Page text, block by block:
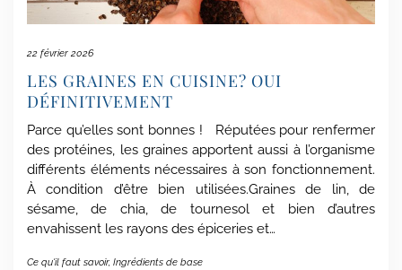
22 février 2026
LES GRAINES EN CUISINE? OUI
DÉFINITIVEMENT
Parce qu’elles sont bonnes ! Réputées pour renfermer
des protéines, les graines apportent aussi à l’organisme
différents éléments nécessaires à son fonctionnement.
À condition d’être bien utilisées.Graines de lin, de
sésame, de chia, de tournesol et bien d’autres
envahissent les rayons des épiceries et…
Ce qu'il faut savoir, Ingrédients de base